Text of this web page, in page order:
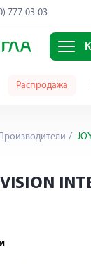
777-03-03
Распродажа